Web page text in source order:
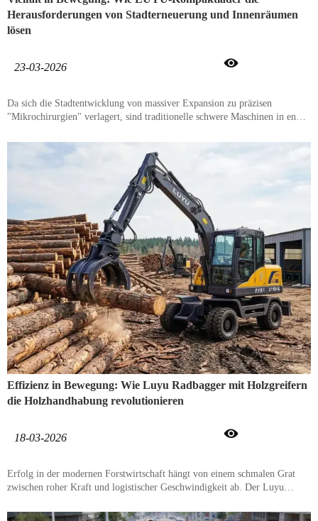
Herausforderungen von Stadterneuerung und Innenräumen
lösen
23-03-2026 
Da sich die Stadtentwicklung von massiver Expansion zu präzisen
"Mikrochirurgien" verlagert, sind traditionelle schwere Maschinen in engen
Abrissarbeiten in Innenräumen, die Sanierung alter Wohnviertel, die
Wartung unterirdischer Leitungen oder Landschaftsgestaltung handelt, die
Branche verlangt nach einem Multilader, der klein in der Größe, aber groß
in der Leistung ist. Ein Kompaktlader von LUYU bietet das perfekte
Gleichgewicht zwischen Wendigkeit und Stärke und definiert die Standards
für den modernen Radladerbau neu, indem er die "letzte Meile"-
Herausforderungen urbaner Baustellen löst.
Effizienz in Bewegung: Wie Luyu Radbagger mit Holzgreifern
die Holzhandhabung revolutionieren
18-03-2026 
Erfolg in der modernen Forstwirtschaft hängt von einem schmalen Grat
zwischen roher Kraft und logistischer Geschwindigkeit ab. Der Luyu
meistern, indem er einen Hochleistungs-Holzgreifer integriert, um die